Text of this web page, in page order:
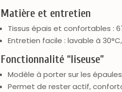
Matière et entretien
Tissus épais et confortables :
Entretien facile : lavable à
Fonctionnalité “liseuse”
Modèle à porter sur les
Permet de rester actif,